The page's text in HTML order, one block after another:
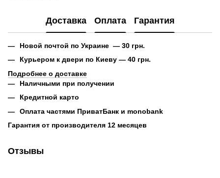
Доставка Оплата Гарантия
Новой почтой по Украине — 30 грн.
Курьером к двери по Киеву — 40 грн.
Подробнее о доставке
Наличными при получении
Кредитной карто
Оплата частями ПриватБанк и monobank
Гарантия от производителя 12 месяцев
Отзывы